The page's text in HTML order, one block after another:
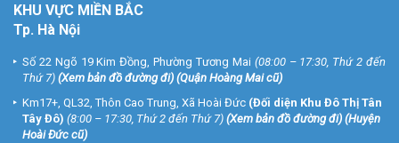
KHU VỰC MIỀN BẮC
Tp. Hà Nội
Số 22 Ngõ 19 Kim Đồng, Phường Tương Mai (08:00 – 17:30, Thứ 2 đến
Thứ 7) (Xem bản đồ đường đi) (Quận Hoàng Mai cũ)
Km17+, QL32, Thôn Cao Trung, Xã Hoài Đức (Đối diện Khu Đô Thị Tân
Tây Đô) (8:00 – 17:30, Thứ 2 đến Thứ 7) (Xem bản đồ đường đi) (Huyện
Hoài Đức cũ)